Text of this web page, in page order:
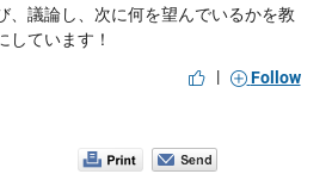
、議論し、次に何を望んでいるかを教
しています！
|
Follow